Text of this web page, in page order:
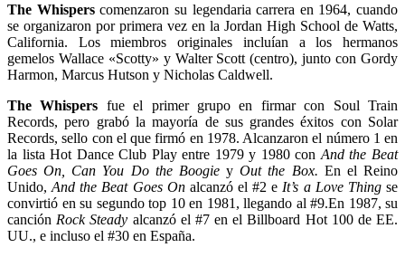
The Whisperscomenzaron su legendaria carrera en 1964, cuando
se organizaron por primera vez en la Jordan High School de Watts,
California. Los miembros originales incluían a los hermanos
gemelos Wallace «Scotty» y Walter Scott (centro), junto con Gordy
Harmon, Marcus Hutson y Nicholas Caldwell.
The Whispers fue el primer grupo en firmar con Soul Train
Records, pero grabó la mayoría de sus grandes éxitos con Solar
Records, sello con el que firmó en 1978. Alcanzaron el número 1 en
la lista Hot Dance Club Play entre 1979 y 1980 con And the Beat
Goes On, Can You Do the Boogiey Out the Box. En el Reino
Unido,And the Beat Goes Onalcanzó el #2 e It’s a Love Thingse
convirtió en su segundo top 10 en 1981, llegando al #9.En 1987, su
canción Rock Steady alcanzó el #7 en el Billboard Hot 100 de EE.
UU., e incluso el #30 en España.